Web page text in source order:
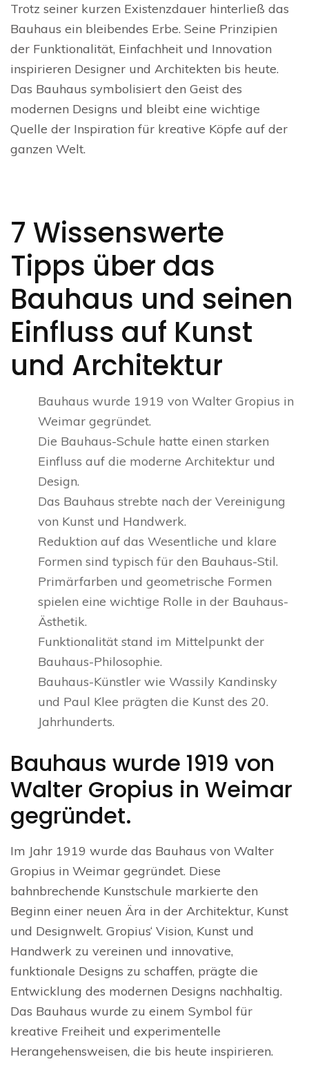
Trotz seiner kurzen Existenzdauer hinterließ das
Bauhaus ein bleibendes Erbe. Seine Prinzipien
der Funktionalität, Einfachheit und Innovation
inspirieren Designer und Architekten bis heute.
Das Bauhaus symbolisiert den Geist des
modernen Designs und bleibt eine wichtige
Quelle der Inspiration für kreative Köpfe auf der
ganzen Welt.
7 Wissenswerte
Tipps über das
Bauhaus und seinen
Einfluss auf Kunst
und Architektur
Bauhaus wurde 1919 von Walter Gropius in
Weimar gegründet.
Die Bauhaus-Schule hatte einen starken
Einfluss auf die moderne Architektur und
Design.
Das Bauhaus strebte nach der Vereinigung
von Kunst und Handwerk.
Reduktion auf das Wesentliche und klare
Formen sind typisch für den Bauhaus-Stil.
Primärfarben und geometrische Formen
spielen eine wichtige Rolle in der Bauhaus-
Ästhetik.
Funktionalität stand im Mittelpunkt der
Bauhaus-Philosophie.
Bauhaus-Künstler wie Wassily Kandinsky
und Paul Klee prägten die Kunst des 20.
Jahrhunderts.
Bauhaus wurde 1919 von
Walter Gropius in Weimar
gegründet.
Im Jahr 1919 wurde das Bauhaus von Walter
Gropius in Weimar gegründet. Diese
bahnbrechende Kunstschule markierte den
Beginn einer neuen Ära in der Architektur, Kunst
und Designwelt. Gropius‘ Vision, Kunst und
Handwerk zu vereinen und innovative,
funktionale Designs zu schaffen, prägte die
Entwicklung des modernen Designs nachhaltig.
Das Bauhaus wurde zu einem Symbol für
kreative Freiheit und experimentelle
Herangehensweisen, die bis heute inspirieren.